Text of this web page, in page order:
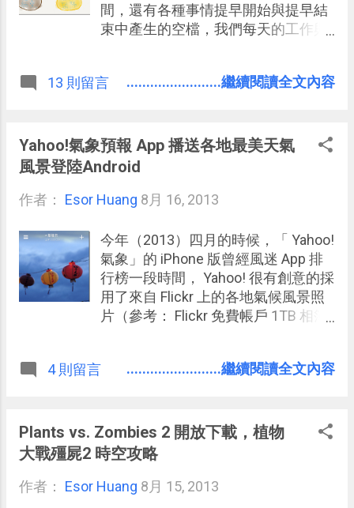
間，還有各種事情提早開始與提早結
束中產生的空檔，我們每天的工作與
時間管理的關鍵（參考： 零碎時間最
種是 「固定空檔」 ，我每天早起後到
開始準備出門之間有30分鐘的空檔，
時間；又或者我每天上下班通勤時間
會有太大改變。 把一些短時間可以完
成的常態任務固定在這些常態空檔裡
面做，以免干擾正式工作時的效率與
節奏 。 第二種則是 「意外空檔」 ，
有時候要等的人遲到，有時候會議提
了一些自己的小時間）都是我們可以
是有時候就可以 把一些「緊急」瑣事
預留在這些空檔做 。沒錯！我說的是
「緊急」瑣事，因為這些意外空檔其
實每天都可能發生。 2016/6 延伸參
13 則留言 ........................繼續閱讀全文內容
Yahoo!氣象預報 App 播送各地最美天氣
風景登陸Android
作者： Esor Huang 8月 16, 2013
今年（2013）四月的時候，「 Yahoo!
氣象」的 iPhone 版曾經風迷 App 排
行榜一段時間， Yahoo! 很有創意的採
用了來自 Flickr 上的各地氣候風景照
片（參考： Flickr 免費帳戶 1TB 相簿
上一張符合當下季節、氣象的京都風
在螢幕上動態顯示出真實天氣動畫，
但「 Yahoo! 氣象 」用真實地點的真
觀的了解氣象，彷彿身處當地之餘，
4 則留言 ........................繼續閱讀全文內容
Plants vs. Zombies 2 開放下載，植物
大戰殭屍2 時空攻略
作者： Esor Huang 8月 15, 2013